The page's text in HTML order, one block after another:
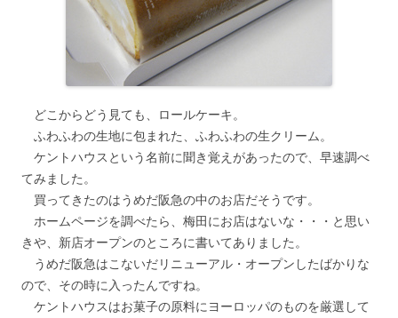
どこからどう見ても、ロールケーキ。
ふわふわの生地に包まれた、ふわふわの生クリーム。
ケントハウスという名前に聞き覚えがあったので、早速調べ
てみました。
買ってきたのはうめだ阪急の中のお店だそうです。
ホームページを調べたら、梅田にお店はないな・・・と思い
きや、新店オープンのところに書いてありました。
うめだ阪急はこないだリニューアル・オープンしたばかりな
ので、その時に入ったんですね。
ケントハウスはお菓子の原料にヨーロッパのものを厳選して